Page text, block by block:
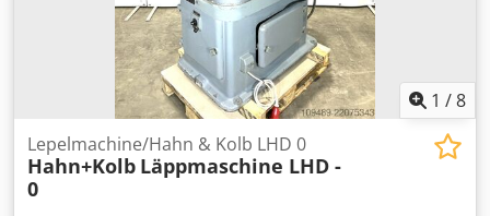
1 /8
Lepelmachine/Hahn & Kolb LHD 0
Hahn+Kolb Läppmaschine LHD -
0